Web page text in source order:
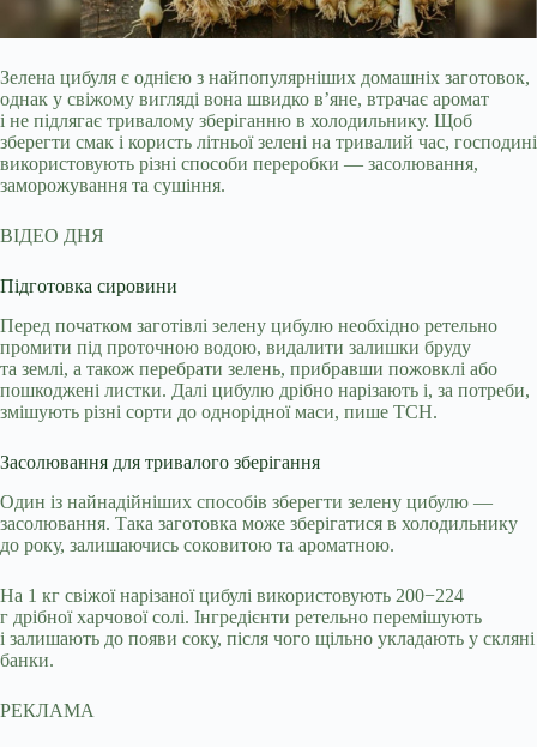
Зелена цибуля є однією з найпопулярніших домашніх заготовок,
однак у свіжому вигляді вона швидко в’яне, втрачає аромат
і не підлягає тривалому зберіганню в холодильнику. Щоб
зберегти смак і користь літньої зелені на тривалий час, господині
використовують різні способи переробки — засолювання,
заморожування та сушіння.
ВІДЕО ДНЯ
Підготовка сировини
Перед початком заготівлі зелену цибулю необхідно ретельно
промити під проточною водою, видалити залишки бруду
та землі, а також перебрати зелень, прибравши пожовклі або
пошкоджені листки. Далі цибулю дрібно нарізають і, за потреби,
змішують різні сорти до однорідної маси, пише ТСН.
Засолювання для тривалого зберігання
Один із найнадійніших способів зберегти зелену цибулю —
засолювання. Така заготовка може зберігатися в холодильнику
до року, залишаючись соковитою та ароматною.
На 1 кг свіжої нарізаної цибулі використовують 200−224
г дрібної харчової солі. Інгредієнти ретельно перемішують
і залишають до появи соку, після чого щільно укладають у скляні
банки.
РЕКЛАМА